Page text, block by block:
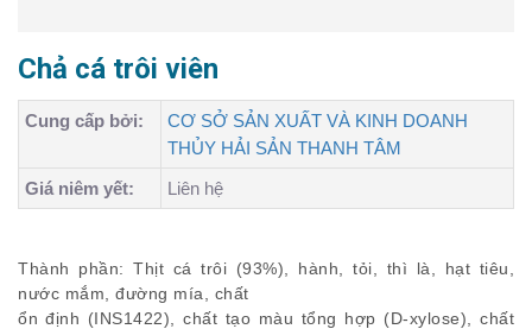
Chả cá trôi viên
Cung cấp bởi:
CƠ SỞ SẢN XUẤT VÀ KINH DOANH
THỦY HẢI SẢN THANH TÂM
Giá niêm yết:
Liên hệ
Thành phần: Thịt cá trôi (93%), hành, tỏi, thì là, hạt tiêu,
nước mắm, đường mía, chất
ổn định (INS1422), chất tạo màu tổng hợp (D-xylose), chất